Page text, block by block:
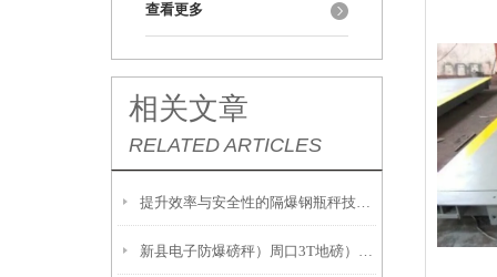
查看更多
相关文章
RELATED ARTICLES
提升效率与安全性的隔爆钢瓶秤技术解析
新县电子防爆磅秤）周口3T地磅）息县隔爆桌秤注意事項: